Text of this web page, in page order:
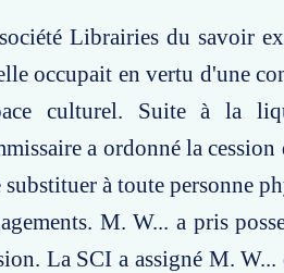
Librairies du savoir
occupait en vertu d'une
culturel. Suite à la
a ordonné la
substituer à toute personne
M. W... a pris
La SCI a assigné M.